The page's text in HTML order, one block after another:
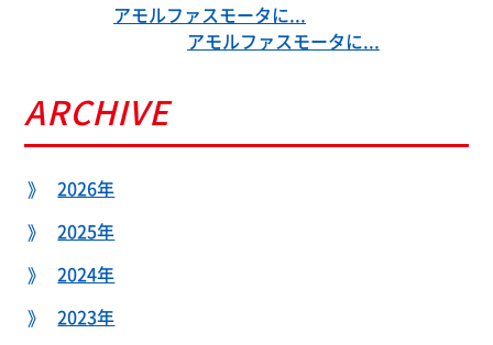
アモルファスモータに...
アモルファスモータに...
ARCHIVE
2026年
2025年
2024年
2023年